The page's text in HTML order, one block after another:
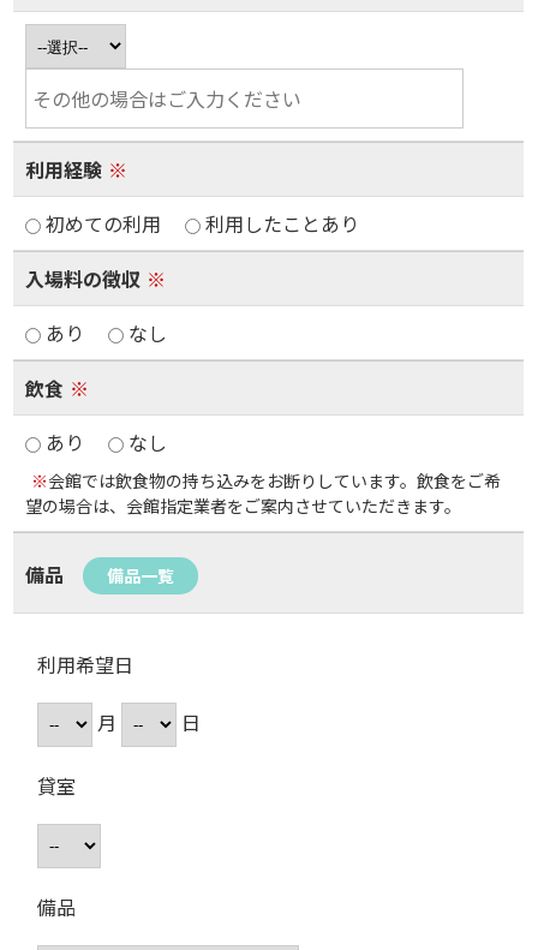
利用経験 ※
初めての利用
利用したことあり
入場料の徴収 ※
あり
なし
飲食 ※
あり
なし
※会館では飲食物の持ち込みをお断りしています。飲食をご希
望の場合は、会館指定業者をご案内させていただきます。
備品 備品一覧
利用希望日
月
日
貸室
備品